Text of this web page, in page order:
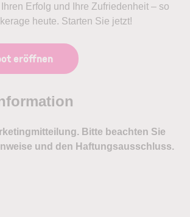
Erfolg und Ihre Zufriedenheit – so
heute. Starten Sie jetzt!
eröffnen